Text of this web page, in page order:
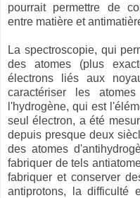
pourrait permettre de
entre matière et
La spectroscopie, qui
des atomes (plus
électrons liés aux
caractériser les
l'hydrogène, qui est
seul électron, a été
depuis presque deux
des atomes
fabriquer de tels
fabriquer et conserver
antiprotons, la difficulté